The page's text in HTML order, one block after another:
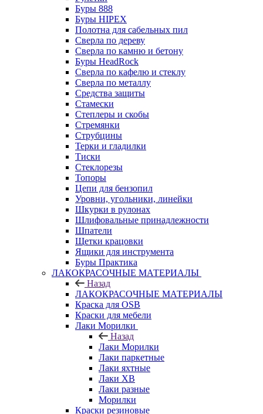
Буры 888
Буры HIPEX
Полотна для сабельных пил
Сверла по дереву
Сверла по камню и бетону
Буры HeadRock
Сверла по кафелю и стеклу
Сверла по металлу
Средства защиты
Стамески
Степлеры и скобы
Стремянки
Струбцины
Терки и гладилки
Тиски
Стеклорезы
Топоры
Цепи для бензопил
Уровни, угольники, линейки
Шкурки в рулонах
Шлифовальные принадлежности
Шпатели
Щетки крацовки
Ящики для инструмента
Буры Практика
ЛАКОКРАСОЧНЫЕ МАТЕРИАЛЫ
Назад
ЛАКОКРАСОЧНЫЕ МАТЕРИАЛЫ
Краска для OSB
Краски для мебели
Лаки Морилки
Назад
Лаки Морилки
Лаки паркетные
Лаки яхтные
Лаки ХВ
Лаки разные
Морилки
Краски резиновые